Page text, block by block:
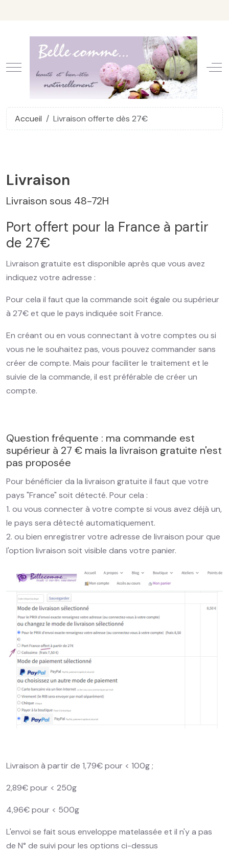
Mobile Menu Toggle
Accueil Livraison offerte dès 27€
Livraison
Livraison sous 48-72H
Port offert pour la France à partir
de 27€
Livraison gratuite est disponible après que vous avez
indiquez votre adresse :
Pour cela il faut que la commande soit égale ou supérieur
à 27€ et que le pays indiquée soit France.
En créant ou en vous connectant à votre comptes ou si
vous ne le souhaitez pas, vous pouvez commander sans
créer de compte. Mais pour faciliter le traitement et le
suivie de la commande, il est préférable de créer un
compte.
Question fréquente : ma commande est
supérieur à 27 € mais la livraison gratuite n'est
pas proposée
Pour bénéficier da la livraison gratuite il faut que votre
pays "France" soit détecté. Pour cela :
1. ou vous connecter à votre compte si vous avez déjà un,
le pays sera détecté automatiquement.
2. ou bien enregistrer votre adresse de livraison pour que
l'option livraison soit visible dans votre panier.
Livraison à partir de 1,79€ pour < 100g ;
2,89€ pour < 250g
4,96€ pour < 500g
L'envoi se fait sous enveloppe matelassée et il n'y a pas
de N° de suivi pour les options ci-dessus